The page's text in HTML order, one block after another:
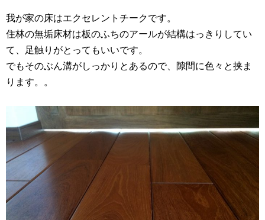
我が家の床はエクセレントチークです。
住林の無垢床材は板のふちのアールが結構はっきりしてい
て、足触りがとってもいいです。
でもそのぶん溝がしっかりとあるので、隙間に色々と挟ま
ります。。